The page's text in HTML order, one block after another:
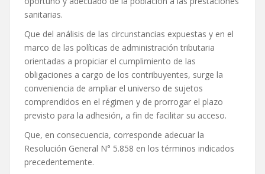
sanitarias.
Que del análisis de las circunstancias expuestas y en el
marco de las políticas de administración tributaria
orientadas a propiciar el cumplimiento de las
obligaciones a cargo de los contribuyentes, surge la
conveniencia de ampliar el universo de sujetos
comprendidos en el régimen y de prorrogar el plazo
previsto para la adhesión, a fin de facilitar su acceso.
Que, en consecuencia, corresponde adecuar la
Resolución General N° 5.858 en los términos indicados
precedentemente.